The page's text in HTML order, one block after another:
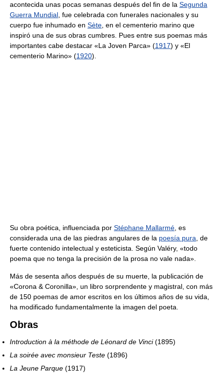
acontecida unas pocas semanas después del fin de la Segunda
Guerra Mundial , fue celebrada con funerales nacionales y su
cuerpo fue inhumado en Sète , en el cementerio marino que
inspiró una de sus obras cumbres. Pues entre sus poemas más
importantes cabe destacar «La Joven Parca» (1917) y «El
cementerio Marino» (1920).
Su obra poética, influenciada por Stéphane Mallarmé , es
considerada una de las piedras angulares de la poesía pura , de
fuerte contenido intelectual y esteticista. Según Valéry, «todo
poema que no tenga la precisión de la prosa no vale nada».
Más de sesenta años después de su muerte, la publicación de
«Corona & Coronilla», un libro sorprendente y magistral, con más
de 150 poemas de amor escritos en los últimos años de su vida,
ha modificado fundamentalmente la imagen del poeta.
Obras
Introduction à la méthode de Léonard de Vinci(1895)
La soirée avec monsieur Teste (1896)
La Jeune Parque (1917)